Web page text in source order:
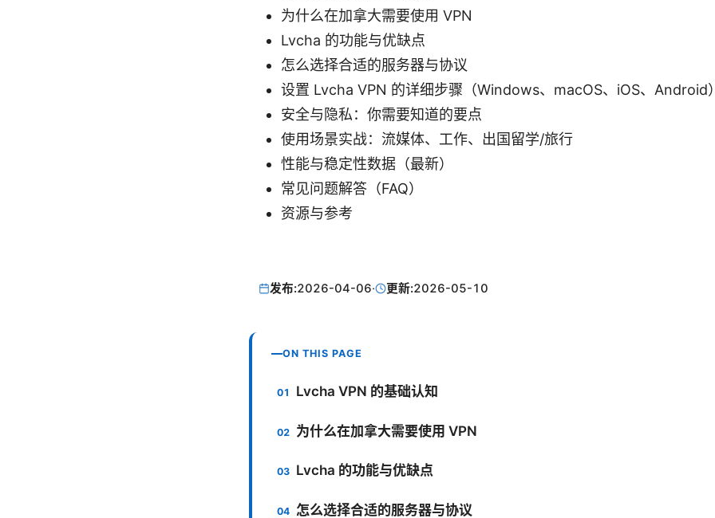
为什么在加拿大需要使用 VPN
Lvcha 的功能与优缺点
怎么选择合适的服务器与协议
设置 Lvcha VPN 的详细步骤（Windows、macOS、iOS、Android）
安全与隐私：你需要知道的要点
使用场景实战：流媒体、工作、出国留学/旅行
性能与稳定性数据（最新）
常见问题解答（FAQ）
资源与参考
发布:2026-04-06· 更新:2026-05-10
ON THIS PAGE
Lvcha VPN 的基础认知
为什么在加拿大需要使用 VPN
Lvcha 的功能与优缺点
怎么选择合适的服务器与协议